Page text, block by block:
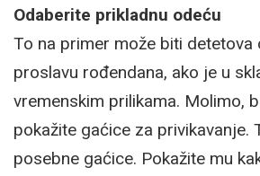
Odaberite prikladnu odeću
To na primer može biti detetova
proslavu rođendana, ako je u
vremenskim prilikama. Molimo,
pokažite gaćice za privikavanje.
posebne gaćice. Pokažite mu